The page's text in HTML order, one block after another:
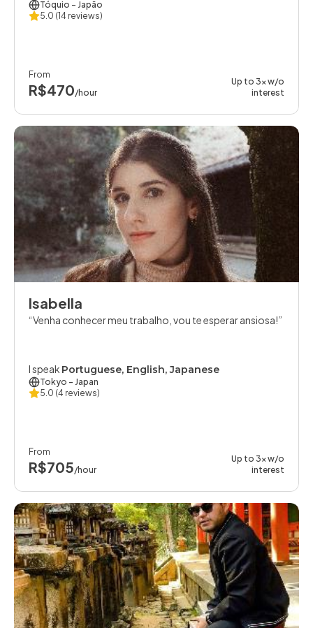
Tóquio - Japão
5.0 (14 reviews)
From
R$470/hour
Up to 3x w/o
interest
Isabella
Venha conhecer meu trabalho, vou te esperar ansiosa!
I speak Portuguese, English, Japanese
Tokyo - Japan
5.0 (4 reviews)
From
R$705/hour
Up to 3x w/o
interest